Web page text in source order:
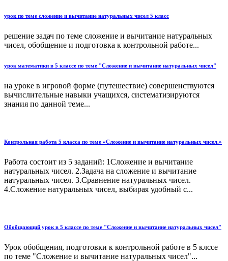
урок по теме сложение и вычитание натуральных чисел 5 класс
решение задач по теме сложение и вычитание натуральных
чисел, обобщение и подготовка к контрольной работе...
урок математики в 5 классе по теме "Сложение и вычитание натуральных чисел"
на уроке в игровой форме (путешествие) совершенствуются
вычислительные навыки учащихся, систематизируются
знания по данной теме...
Контрольная работа 5 класса по теме «Сложение и вычитание натуральных чисел.»
Работа состоит из 5 заданий: 1Сложение и вычитание
натуральных чисел. 2.Задача на сложение и вычитание
натуральных чисел. 3.Сравнение натуральных чисел.
4.Сложение натуральных чисел, выбирая удобный с...
Обобщающий урок в 5 классе по теме "Сложение и вычитание натуральных чисел"
Урок обобщения, подготовки к контрольной работе в 5 клссе
по теме "Сложение и вычитание натуральных чисел"...